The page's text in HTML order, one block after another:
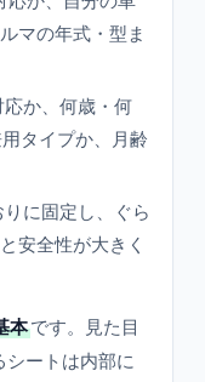
マの年式・型ま
応か、何歳・何
タイプか、月齢
りに固定し、ぐら
安全性が大きく
本です。見た目
シートは内部に